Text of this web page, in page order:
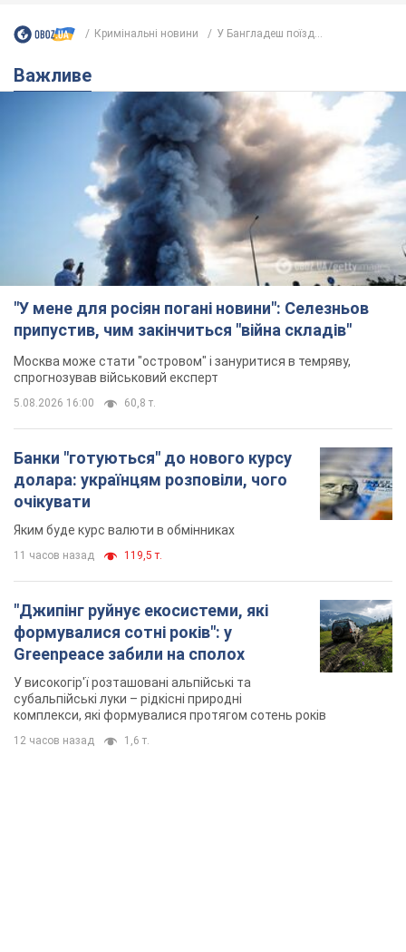
Кримінальні новини У Бангладеш поїзд...
Важливе
"У мене для росіян погані новини": Селезньов
припустив, чим закінчиться "війна складів"
Москва може стати "островом" і зануритися в темряву,
спрогнозував військовий експерт
5.08.2026 16:00 60,8 т.
Банки "готуються" до нового курсу
долара: українцям розповіли, чого
очікувати
Яким буде курс валюти в обмінниках
11 часов назад 119,5 т.
"Джипінг руйнує екосистеми, які
формувалися сотні років": у
Greenpeace забили на сполох
У високогір'ї розташовані альпійські та
субальпійські луки – рідкісні природні
комплекси, які формувалися протягом сотень років
12 часов назад 1,6 т.